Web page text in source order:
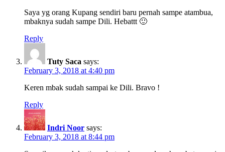
Saya yg orang Kupang sendiri baru pernah sampe atambua,
mbaknya sudah sampe Dili. Hebattt 🙂
Reply
Tuty Saca says:
February 3, 2018 at 4:40 pm
Keren mbak sudah sampai ke Dili. Bravo !
Reply
Indri Noor says:
February 3, 2018 at 8:44 pm